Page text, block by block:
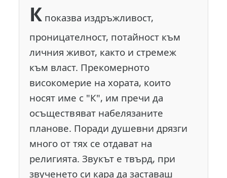
К показва издръжливост,
проницателност, потайност към
личния живот, както и стремеж
към власт. Прекомерното
високомерие на хората, които
носят име с "К", им пречи да
осъществяват набелязаните
планове. Поради душевни дрязги
много от тях се отдават на
религията. Звукът е твърд, при
звученето си кара да заставаш